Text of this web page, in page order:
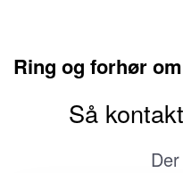
Ring og forhør
Så